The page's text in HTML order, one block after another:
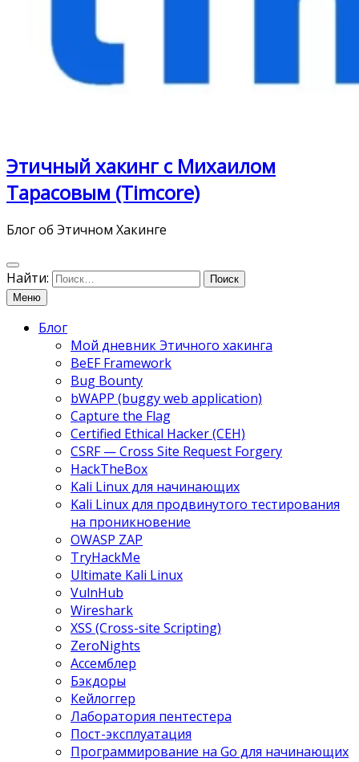
Этичный хакинг с Михаилом
Тарасовым (Timcore)
Блог об Этичном Хакинге
Найти:
Меню
Блог
Мой дневник Этичного хакинга
BeEF Framework
Bug Bounty
bWAPP (buggy web application)
Capture the Flag
Certified Ethical Hacker (CEH)
CSRF — Cross Site Request Forgery
HackTheBox
Kali Linux для начинающих
Kali Linux для продвинутого тестирования
на проникновение
OWASP ZAP
TryHackMe
Ultimate Kali Linux
VulnHub
Wireshark
XSS (Cross-site Scripting)
ZeroNights
Ассемблер
Бэкдоры
Кейлоггер
Лаборатория пентестера
Пост-эксплуатация
Программирование на Go для начинающих